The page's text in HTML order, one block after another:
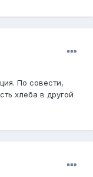
По совести,
хлеба в другой